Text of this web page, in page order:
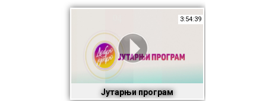
Јутарњи програм
3:54:39